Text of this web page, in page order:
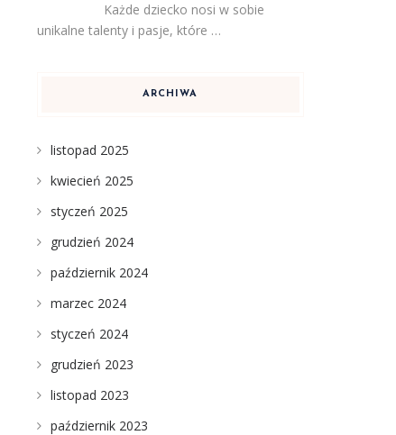
Każde dziecko nosi w sobie
unikalne talenty i pasje, które …
ARCHIWA
listopad 2025
kwiecień 2025
styczeń 2025
grudzień 2024
październik 2024
marzec 2024
styczeń 2024
grudzień 2023
listopad 2023
październik 2023